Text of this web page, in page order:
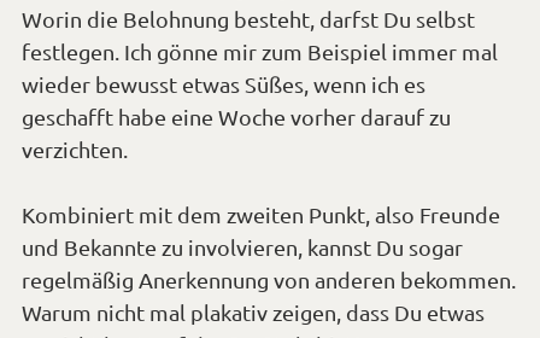
Worin die Belohnung besteht, darfst Du selbst
festlegen. Ich gönne mir zum Beispiel immer mal
wieder bewusst etwas Süßes, wenn ich es
geschafft habe eine Woche vorher darauf zu
verzichten.
Kombiniert mit dem zweiten Punkt, also Freunde
und Bekannte zu involvieren, kannst Du sogar
regelmäßig Anerkennung von anderen bekommen.
Warum nicht mal plakativ zeigen, dass Du etwas